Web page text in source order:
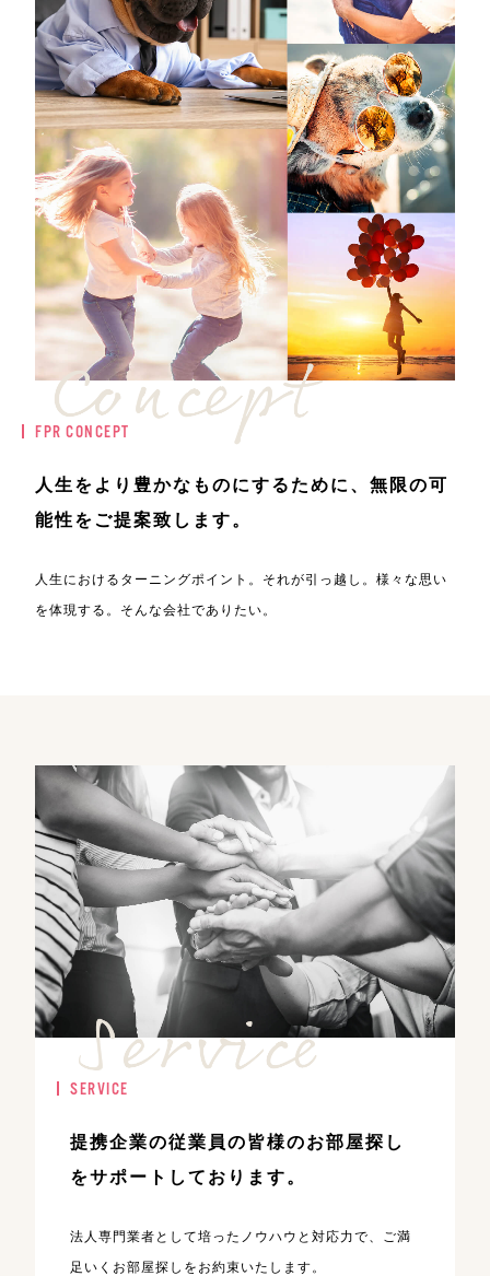
FPR CONCEPT
人生をより豊かなものにするために、 無限の可
能性をご提案致します。
人生におけるターニングポイント。それが引っ越し。 様々な思い
を体現する。そんな会社でありたい。
SERVICE
提携企業の従業員の皆様のお部屋探し
をサポートしております。
法人専門業者として培ったノウハウと対応力で、ご満
足いくお部屋探しをお約束いたします。